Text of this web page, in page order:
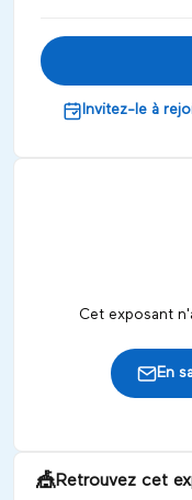
Invitez-le à
Cet exposant
En
🎪Retrouvez cet